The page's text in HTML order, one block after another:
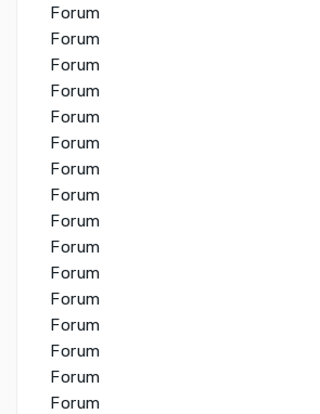
Forum
Forum
Forum
Forum
Forum
Forum
Forum
Forum
Forum
Forum
Forum
Forum
Forum
Forum
Forum
Forum